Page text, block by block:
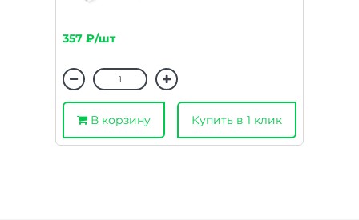
357 ₽/шт
В корзину Купить в 1 клик